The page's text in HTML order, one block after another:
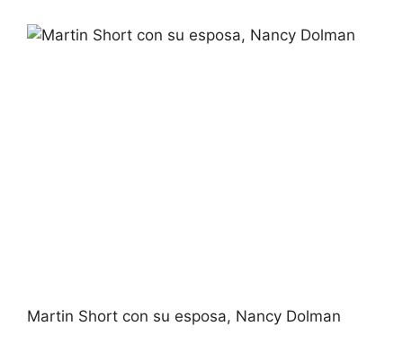
Martin Short con su esposa, Nancy Dolman